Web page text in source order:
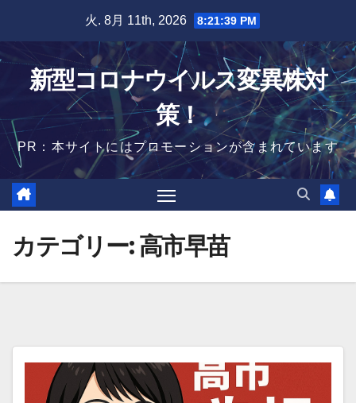
content
火. 8月 11th, 2026 8:21:39 PM
新型コロナウイルス変異株対
策！
PR：本サイトにはプロモーションが含まれています
カテゴリー:高市早苗